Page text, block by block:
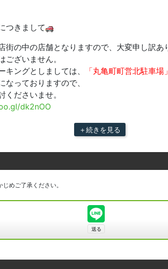
つきまして
街の中の店舗となりますので、大変申し訳あ
ございません。
キングとしましては、
「丸亀町町営北駐車場」
なっておりますので、
くださいませ。
dk2nOO
＋続きを見る
めご了承ください。